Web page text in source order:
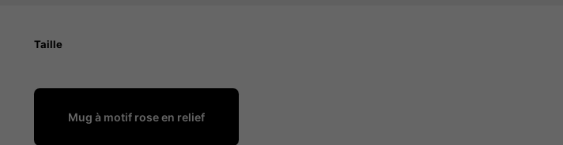
Taille
Mug à motif rose en relief